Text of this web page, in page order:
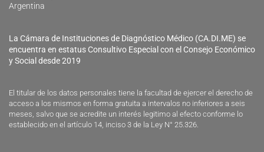
Argentina
La Cámara de Instituciones de Diagnóstico Médico (CA.DI.ME) se
encuentra en estatus Consultivo Especial con el Consejo Económico
y Social desde 2019
El titular de los datos personales tiene la facultad de ejercer el derecho de
acceso a los mismos en forma gratuita a intervalos no inferiores a seis
meses, salvo que se acredite un interés legitimo al efecto conforme lo
establecido en el artículo 14, inciso 3 de la Ley N° 25.326.